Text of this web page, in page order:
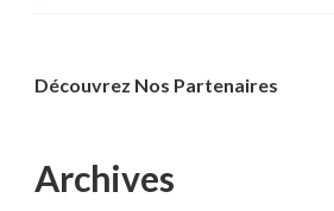
Découvrez Nos Partenaires
Archives